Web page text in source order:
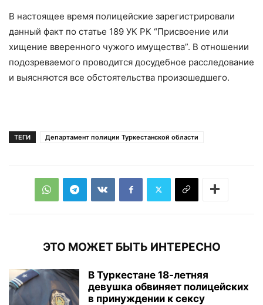
В настоящее время полицейские зарегистрировали
данный факт по статье 189 УК РК “Присвоение или
хищение вверенного чужого имущества”. В отношении
подозреваемого проводится досудебное расследование
и выясняются все обстоятельства произошедшего.
ТЕГИ Департамент полиции Туркестанской области
ЭТО МОЖЕТ БЫТЬ ИНТЕРЕСНО
В Туркестане 18-летняя
девушка обвиняет полицейских
в принуждении к сексу